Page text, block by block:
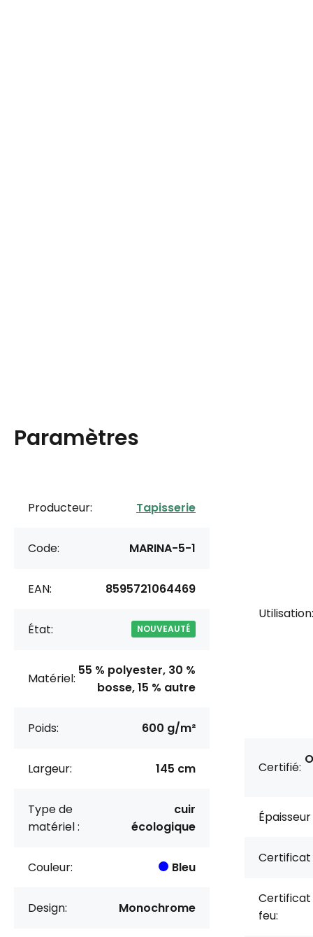
Paramètres
Producteur: Tapisserie
Code: MARINA-5-1
EAN: 8595721064469
État: NOUVEAUTÉ
Matériel:
55 % polyester, 30 %
bosse, 15 % autre
Poids: 600 g/m²
Largeur: 145 cm
Type de
matériel :
cuir
écologique
Couleur: Bleu
Design: Monochrome
Utilisation:
Certifié:
Épaisseur
Certificat
Certificat
feu: